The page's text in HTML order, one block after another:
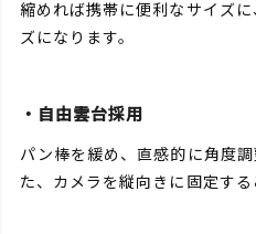
縮めれば携帯に便利なサイズ
ズになります。
・自由雲台採用
パン棒を緩め、直感的に角度
た、カメラを縦向きに固定する